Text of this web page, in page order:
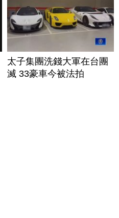
太子集團洗錢大軍在台團
滅 33豪車今被法拍